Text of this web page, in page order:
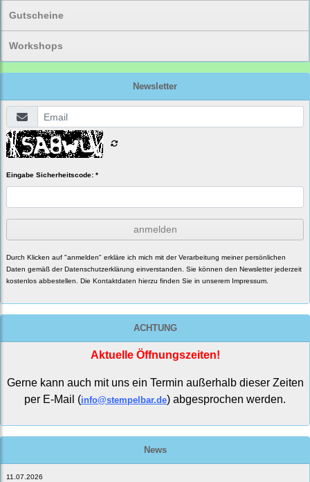
Gutscheine
Workshops
Newsletter
Eingabe Sicherheitscode: *
anmelden
Durch Klicken auf "anmelden" erkläre ich mich mit der Verarbeitung meiner persönlichen
Daten gemäß der Datenschutzerklärung einverstanden. Sie können den Newsletter jederzeit
kostenlos abbestellen. Die Kontaktdaten hierzu finden Sie in unserem Impressum.
ACHTUNG
Aktuelle Öffnungszeiten!
Gerne kann auch mit uns ein Termin außerhalb dieser Zeiten
per E-Mail (info@stempelbar.de) abgesprochen werden.
News
11.07.2026